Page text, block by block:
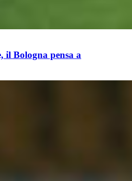
il Bologna pensa a